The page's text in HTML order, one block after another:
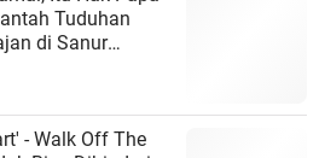
Tuduhan
di Sanur
- Walk Off The